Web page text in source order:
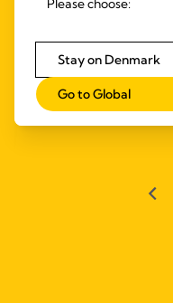
eller
Please choose:
Stay on Denmark
Go to Global